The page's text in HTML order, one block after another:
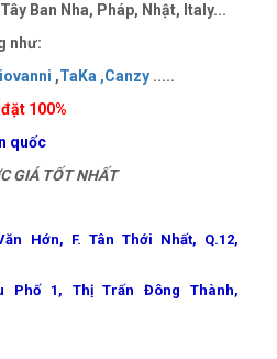
Ban Nha, Pháp, Nhật, Italy...
như:
,TaKa ,Canzy .....
100%
quốc
GIÁ TỐT NHẤT
Hớn, F. Tân Thới Nhất, Q.12,
Phố 1, Thị Trấn Đông Thành,